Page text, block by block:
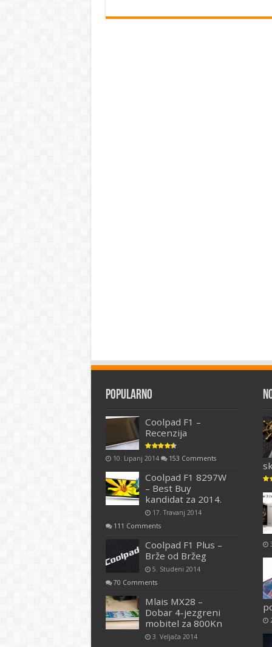
Popularno
Coolpad F1 –
Recenzija
10. Lipanj 2014 153 Comments
Coolpad F1 8297W
– Best Buy
kandidat za 2014.
17. Travanj 2014
111 Comments
Coolpad F1 Plus –
Brže od Bržeg
5. Studeni 2014
70 Comments
Mlais MX28 –
Dobar 4-jezgreni
mobitel za 800Kn
3. Veljača 2014